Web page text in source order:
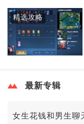
精选攻略
最新专辑
女生花钱和男生聊